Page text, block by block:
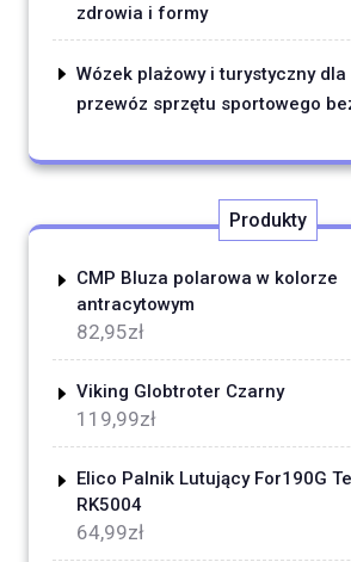
zdrowia i formy
Wózek plażowy i turystyczny
przewóz sprzętu sportowego
Produkty
CMP Bluza polarowa w kolorze
antracytowym
82,95zł
Viking Globtroter Czarny
119,99zł
Elico Palnik Lutujący For190G
RK5004
64,99zł